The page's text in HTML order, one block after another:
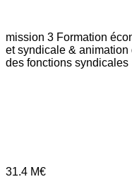
mission 3 Formation
et syndicale &
des fonctions syndicales
31.4 M€